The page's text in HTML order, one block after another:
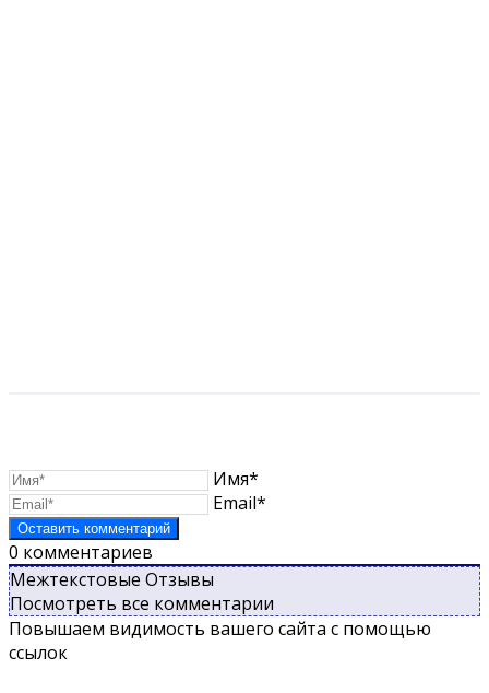
Имя*
Email*
0 комментариев
Межтекстовые Отзывы
Посмотреть все комментарии
Повышаем видимость вашего сайта с помощью
ссылок